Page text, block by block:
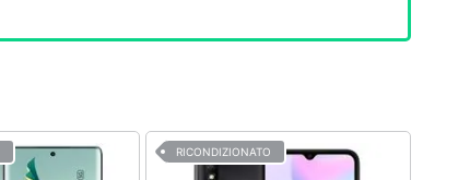
RICONDIZIONATO